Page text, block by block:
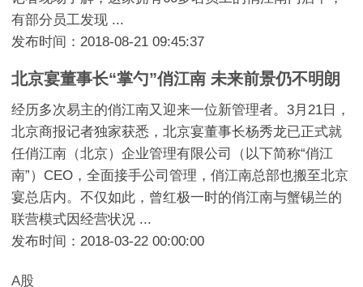
有部分员工发现 ...
发布时间：2018-08-21 09:45:37
北京宴董事长“掌勺”俏江南 未来前景仍不明朗
经历多次易主的俏江南又迎来一位新管理者。3月21日，
北京商报记者独家获悉，北京宴董事长杨秀龙已正式就
任俏江南（北京）企业管理有限公司（以下简称“俏江
南”）CEO，全面接手公司管理，俏江南总部也搬至北京
宴总店内。不仅如此，曾红极一时的俏江南与蟹锡兰的
联营模式因经营状况 ...
发布时间：2018-03-22 00:00:00
A股